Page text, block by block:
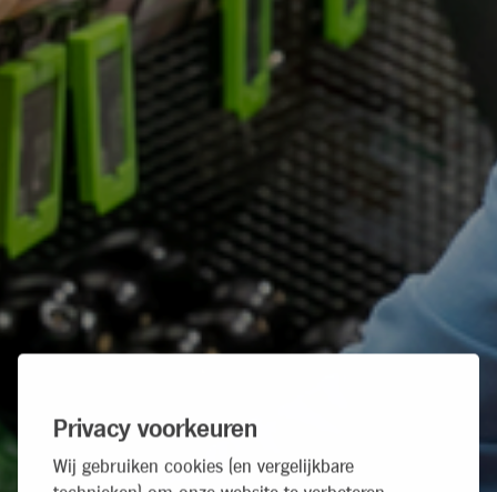
Privacy voorkeuren
Wij gebruiken cookies (en vergelijkbare